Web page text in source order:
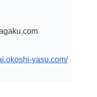
yasu.com/